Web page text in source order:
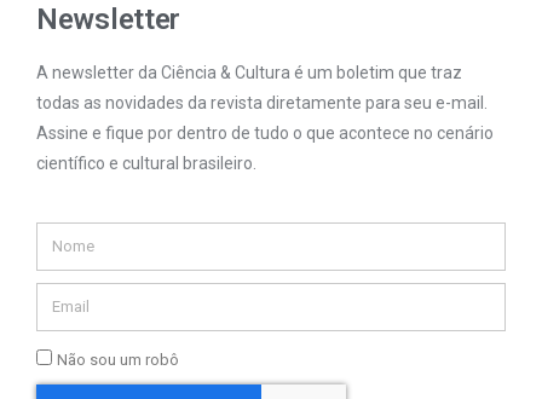
Newsletter
A newsletter da Ciência & Cultura é um boletim que traz
todas as novidades da revista diretamente para seu e-mail.
Assine e fique por dentro de tudo o que acontece no cenário
científico e cultural brasileiro.
Não sou um robô